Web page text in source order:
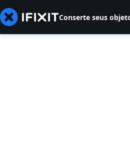
Conserte seus